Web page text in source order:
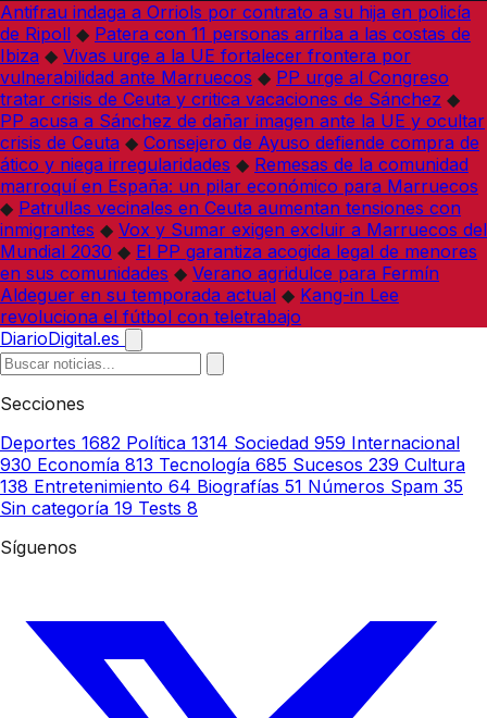
Antifrau indaga a Orriols por contrato a su hija en policía
de Ripoll ◆ Patera con 11 personas arriba a las costas de
Ibiza ◆ Vivas urge a la UE fortalecer frontera por
vulnerabilidad ante Marruecos ◆ PP urge al Congreso
tratar crisis de Ceuta y critica vacaciones de Sánchez ◆
PP acusa a Sánchez de dañar imagen ante la UE y ocultar
crisis de Ceuta ◆ Consejero de Ayuso defiende compra de
ático y niega irregularidades ◆ Remesas de la comunidad
marroquí en España: un pilar económico para Marruecos
◆ Patrullas vecinales en Ceuta aumentan tensiones con
inmigrantes ◆ Vox y Sumar exigen excluir a Marruecos del
Mundial 2030 ◆ El PP garantiza acogida legal de menores
en sus comunidades ◆ Verano agridulce para Fermín
Aldeguer en su temporada actual ◆ Kang-in Lee
revoluciona el fútbol con teletrabajo
DiarioDigital.es
Secciones
Deportes 1682 Política 1314 Sociedad 959 Internacional
930 Economía 813 Tecnología 685 Sucesos 239 Cultura
138 Entretenimiento 64 Biografías 51 Números Spam 35
Sin categoría 19 Tests 8
Síguenos